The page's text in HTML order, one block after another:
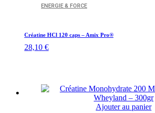
ENERGIE & FORCE
Créatine HCl 120 caps – Amix Pro®
28,10 €
Ajouter au panier